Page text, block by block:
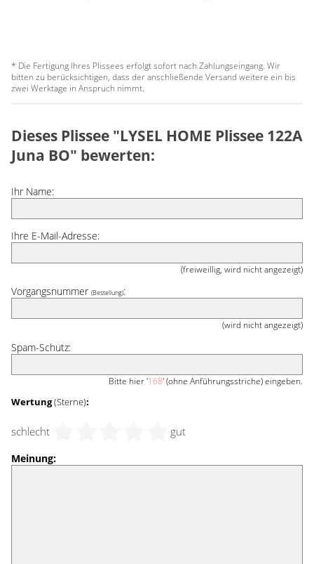
* Die Fertigung Ihres Plissees erfolgt sofort nach Zahlungseingang. Wir
bitten zu berücksichtigen, dass der anschließende Versand weitere ein bis
zwei Werktage in Anspruch nimmt.
Dieses Plissee "LYSEL HOME Plissee 122A
Juna BO" bewerten:
Ihr Name:
Ihre E-Mail-Adresse:
(freiweillig, wird nicht angezeigt)
Vorgangsnummer (Bestellung):
(wird nicht angezeigt)
Spam-Schutz:
Bitte hier '168' (ohne Anführungsstriche) eingeben.
Wertung(Sterne):
schlecht gut
Meinung: